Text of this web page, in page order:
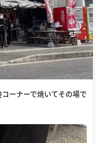
ーナーで焼いてその場で